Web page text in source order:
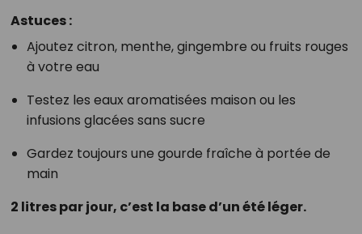
Astuces :
Ajoutez citron, menthe, gingembre ou fruits rouges
à votre eau
Testez les eaux aromatisées maison ou les
infusions glacées sans sucre
Gardez toujours une gourde fraîche à portée de
main
2 litres par jour, c’est la base d’un été léger.